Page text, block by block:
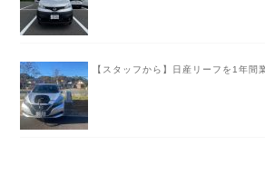
【スタッフから】日産リーフを1年間